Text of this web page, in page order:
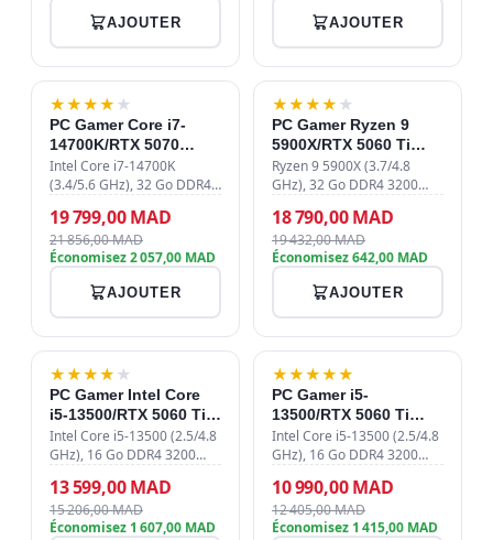
AJOUTER AJOUTER
★★★★ ★
PC Gamer Core i7-
14700K/RTX 5070
12GB/32GB DDR4/1TB
SSD
Intel Core i7-14700K
(3.4/5.6 GHz), 32 Go DDR4
Gen4, MSI GeForce RTX
5070 12 Go, watercooling
240mm, alimentation 750W
19 799,00 MAD
21 856,00 MAD
Économisez 2 057,00 MAD
AJOUTER
★★★★ ★
PC Gamer Ryzen 9
5900X/RTX 5060 Ti
16GB/32GB DDR4/1TB
SSD
Ryzen 9 5900X (3.7/4.8
GHz), 32 Go DDR4 3200
4.0, RTX 5060 Ti 16 Go,
watercooling 240mm,
alimentation 750W 80+
18 790,00 MAD
19 432,00 MAD
Économisez 642,00 MAD
AJOUTER
★★★★ ★
PC Gamer Intel Core
i5-13500/RTX 5060 Ti
16GB/16GB
DDR4/512GB SSD
Intel Core i5-13500 (2.5/4.8
GHz), 16 Go DDR4 3200
PCIe 4.0, ASUS Dual RTX
5060 Ti 16 Go GDDR7,
ventirad Connect Frost
13 599,00 MAD
15 206,00 MAD
Économisez 1 607,00 MAD
★★★★★
PC Gamer i5-
13500/RTX 5060 Ti
8GB/16GB
DDR4/512GB SSD
Intel Core i5-13500 (2.5/4.8
GHz), 16 Go DDR4 3200
PCIe 4.0, MSI GeForce RTX
5060 Ti 8 Go, Aircooler
Connect, alimentation
10 990,00 MAD
12 405,00 MAD
Économisez 1 415,00 MAD